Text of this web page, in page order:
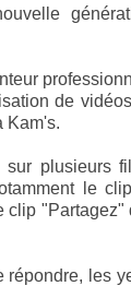
de
Kam's.
sur plusieurs
le
clip "Partagez"
les